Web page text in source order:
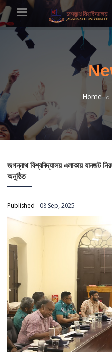
Home
জগন্নাথ বিশ্ববিদ্যালয় এলাকায় যানজট
অনুষ্ঠিত
Published 08 Sep, 2025